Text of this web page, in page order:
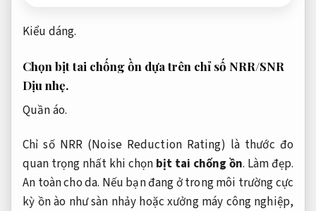
Kiểu dáng.
Chọn bịt tai chống ồn dựa trên chỉ số NRR/SNR
Dịu nhẹ.
Quần áo.
Chỉ số NRR (Noise Reduction Rating) là thước đo
quan trọng nhất khi chọn bịt tai chống ồn. Làm đẹp.
An toàn cho da. Nếu bạn đang ở trong môi trường cực
kỳ ồn ào như sàn nhảy hoặc xưởng máy công nghiệp,